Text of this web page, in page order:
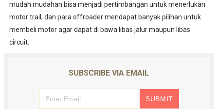
mudah mudahan bisa menjadi pertimbangan untuk menerlukan
motor trail, dan para offroader mendapat banyak pilihan untuk
membeli motor agar dapat di bawa libas jalur maupun libas
circuit.
SUBSCRIBE VIA EMAIL